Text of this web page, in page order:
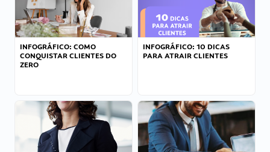
INFOGRÁFICO: COMO
CONQUISTAR CLIENTES DO
ZERO
INFOGRÁFICO: 10 DICAS
PARA ATRAIR CLIENTES